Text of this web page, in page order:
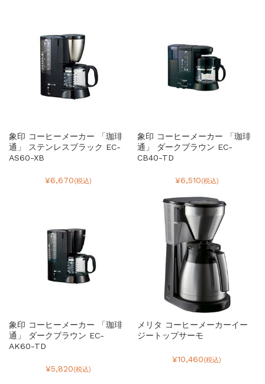
象印 コーヒーメーカー 「珈琲
通」 ステンレスブラック EC-
AS60-XB
¥6,670(税込)
象印 コーヒーメーカー 「珈琲
通」 ダークブラウン EC-
CB40-TD
¥6,510(税込)
象印 コーヒーメーカー 「珈琲
通」 ダークブラウン EC-
AK60-TD
¥5,820(税込)
メリタ コーヒーメーカーイー
ジートップサーモ
¥10,460(税込)